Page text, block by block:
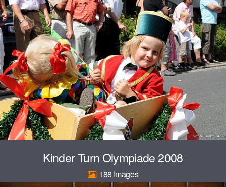
Kinder Turn Olympiade 2008
188